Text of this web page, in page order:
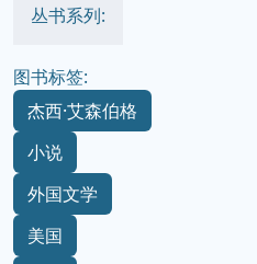
丛书系列:
图书标签:
杰西·艾森伯格
小说
外国文学
美国